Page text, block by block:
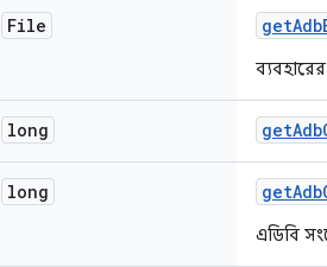
File getAdb
long getAdb
long getAdb
এডিবি